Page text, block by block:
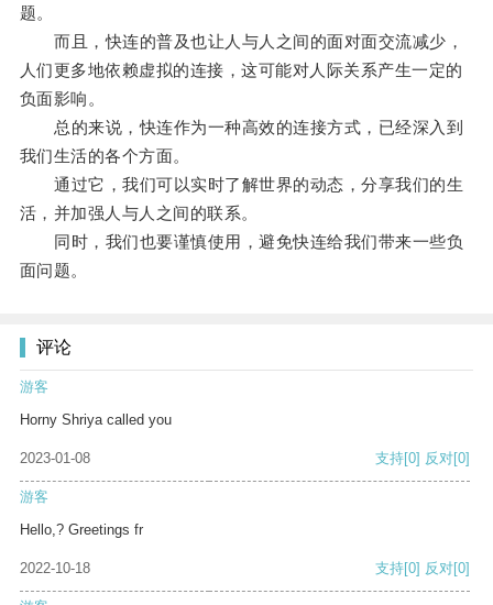
题。
而且，快连的普及也让人与人之间的面对面交流减少，
人们更多地依赖虚拟的连接，这可能对人际关系产生一定的
负面影响。
总的来说，快连作为一种高效的连接方式，已经深入到
我们生活的各个方面。
通过它，我们可以实时了解世界的动态，分享我们的生
活，并加强人与人之间的联系。
同时，我们也要谨慎使用，避免快连给我们带来一些负
面问题。
评论
游客
Horny Shriya called you
2023-01-08 支持[0] 反对[0]
游客
Hello,? Greetings fr
2022-10-18 支持[0] 反对[0]